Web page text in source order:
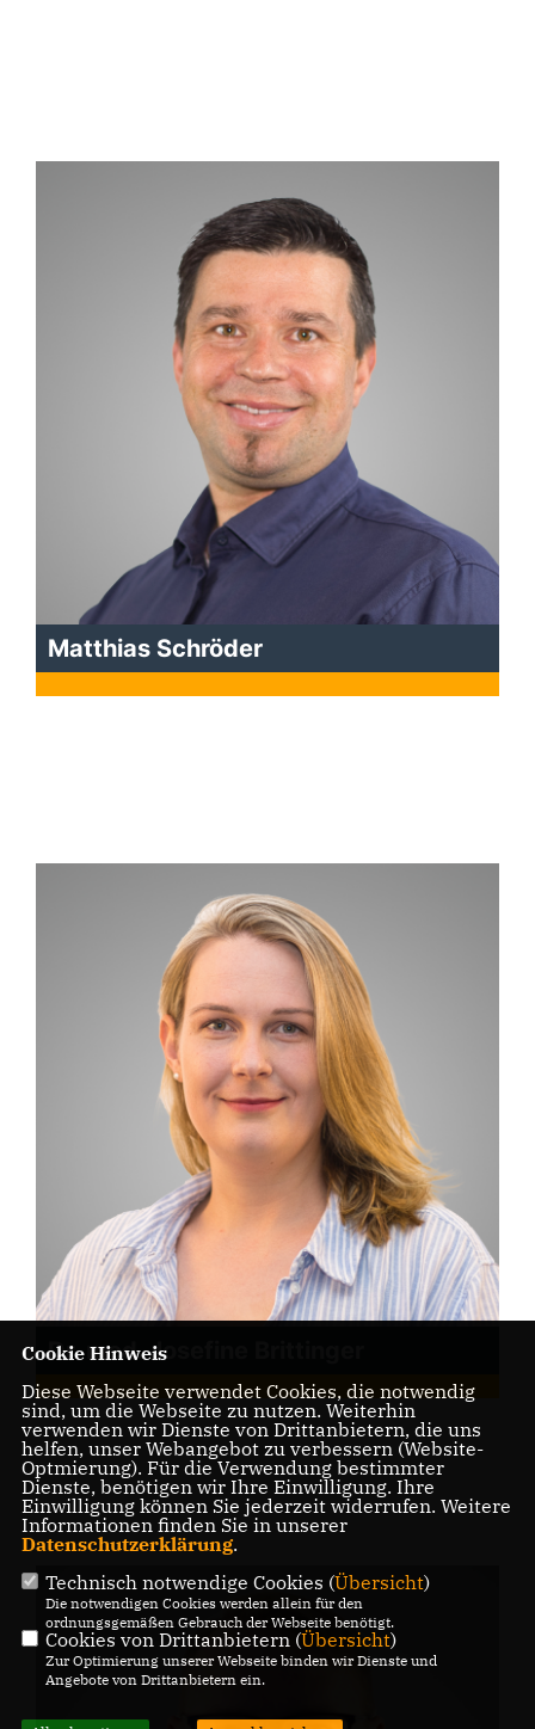
Matthias Schröder
Dr. med. Josefine Brittinger
Cookie Hinweis
Diese Webseite verwendet Cookies, die notwendig
sind, um die Webseite zu nutzen. Weiterhin
verwenden wir Dienste von Drittanbietern, die uns
helfen, unser Webangebot zu verbessern (Website-
Optmierung). Für die Verwendung bestimmter
Dienste, benötigen wir Ihre Einwilligung. Ihre
Einwilligung können Sie jederzeit widerrufen. Weitere
Informationen finden Sie in unserer
Datenschutzerklärung.
Technisch notwendige Cookies (Übersicht)
Die notwendigen Cookies werden allein für den
ordnungsgemäßen Gebrauch der Webseite benötigt.
Cookies von Drittanbietern (Übersicht)
Zur Optimierung unserer Webseite binden wir Dienste und
Angebote von Drittanbietern ein.